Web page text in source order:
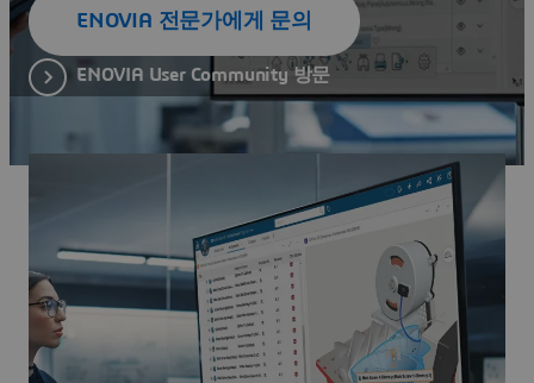
ENOVIA 전문가에게 문의
ENOVIA User Community 방문